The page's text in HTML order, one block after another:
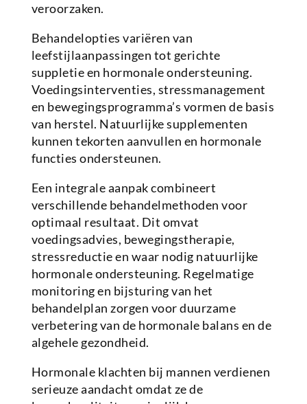
veroorzaken.
Behandelopties variëren van
leefstijlaanpassingen tot gerichte
suppletie en hormonale ondersteuning.
Voedingsinterventies, stressmanagement
en bewegingsprogramma’s vormen de basis
van herstel. Natuurlijke supplementen
kunnen tekorten aanvullen en hormonale
functies ondersteunen.
Een integrale aanpak combineert
verschillende behandelmethoden voor
optimaal resultaat. Dit omvat
voedingsadvies, bewegingstherapie,
stressreductie en waar nodig natuurlijke
hormonale ondersteuning. Regelmatige
monitoring en bijsturing van het
behandelplan zorgen voor duurzame
verbetering van de hormonale balans en de
algehele gezondheid.
Hormonale klachten bij mannen verdienen
serieuze aandacht omdat ze de